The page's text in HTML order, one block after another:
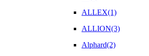
ALLEX(1)
ALLION(3)
Alphard(2)